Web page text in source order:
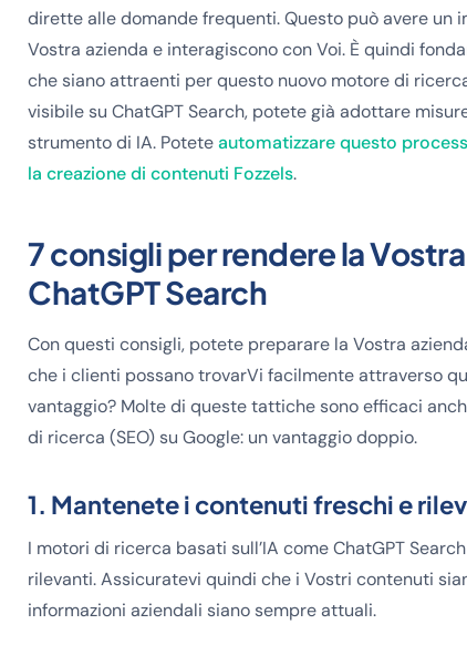
dirette alle domande frequenti. Questo può avere un
Vostra azienda e interagiscono con Voi. È quindi
che siano attraenti per questo nuovo motore di
visibile su ChatGPT Search, potete già adottare
strumento di IA. Poteteautomatizzare questo
la creazione di contenuti Fozzels.
7 consigli per rendere la
ChatGPT Search
Con questi consigli, potete preparare la Vostra
che i clienti possano trovarVi facilmente attraverso
vantaggio? Molte di queste tattiche sono efficaci
di ricerca (SEO) su Google: un vantaggio doppio.
1. Mantenete i contenuti freschi e
I motori di ricerca basati sull’IA come ChatGPT
rilevanti. Assicuratevi quindi che i Vostri contenuti
informazioni aziendali siano sempre attuali.